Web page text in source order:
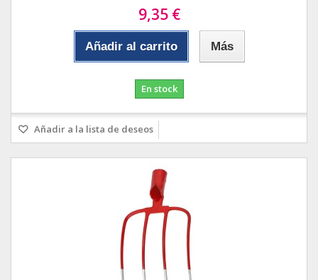
9,35 €
Añadir al carrito Más
En stock
Añadir a la lista de deseos